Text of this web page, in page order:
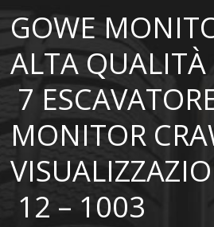
MISURE GOMME
BLOG
SHOP
GOWE
ALTA
7
MONITOR
12 – 1003